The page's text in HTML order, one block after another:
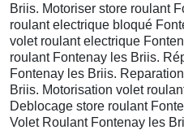
Briis. Motoriser store roulant
roulant electrique bloqué
volet roulant electrique
roulant Fontenay les Briis.
Fontenay les Briis.
Briis. Motorisation volet
Deblocage store roulant
Volet Roulant Fontenay les